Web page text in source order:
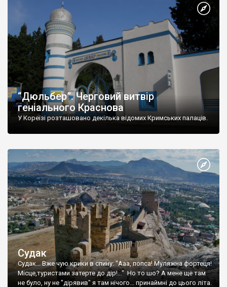
“Дюльбер”. Черговий витвір
геніального Краснова
У Кореїзі розташовано декілька відомих Кримських палаців.
Судак
Судак... Вже чую крики в спину: "Ааа, попса! Муляжна фортеця!
Місце,туристами затерте до дір!..." Но то шо? А мене ще там
не було, ну не "дірявив" я там нічого... принаймні до цього літа.